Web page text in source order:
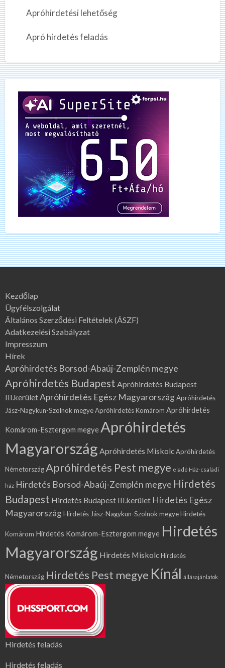
Apróhirdetési lehetőség
Apró hirdetés feladás
Kezdőlap
Ügyfélszolgálat
Általános Szerződési Feltételek (ÁSZF)
Adatkezelési Szabályzat
Impresszum
Hírek
Apróhirdetés Borsod-Abaúj-Zemplén megye
Apróhirdetés Budapest Apróhirdetés Budapest
III.kerületApróhirdetés Egész MagyarországApróhirdetés
Jász-Nagykun-Szolnok megyeApróhirdetés Komárom Apróhirdetés
Komárom-Esztergom megye Apróhirdetés
Magyarország Apróhirdetés MiskolcApróhirdetés
NémetországApróhirdetés Pest megye eladó Ház-családi
ház Hirdetés Borsod-Abaúj-Zemplén megye Hirdetés
Budapest Hirdetés Budapest III.kerület Hirdetés Egész
MagyarországHirdetés Jász-Nagykun-Szolnok megyeHirdetés
Komárom Hirdetés Komárom-Esztergom megye Hirdetés
Magyarország Hirdetés MiskolcHirdetés
Németország Hirdetés Pest megye Kínál állásajánlatok
Hirdetés feladás
Hirdetés feladás